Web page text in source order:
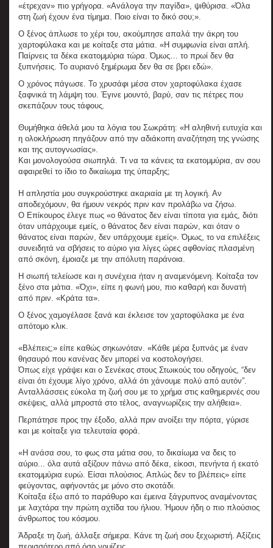
«έτρεχαν» πιο γρήγορα. «Ανάλογα την παγίδα», ψιθύρισα. «Όλα
στη ζωή έχουν ένα τίμημα. Ποιο είναι το δικό σου;».
Ο ξένος άπλωσε το χέρι του, ακούμπησε απαλά την άκρη του
χαρτοφύλακα και με κοίταξε στα μάτια. «Η συμφωνία είναι απλή.
Παίρνεις τα δέκα εκατομμύρια τώρα. Όμως… το πρωί δεν θα
ξυπνήσεις. Το αυριανό ξημέρωμα δεν θα σε βρει εδώ».
Ο χρόνος πάγωσε. Το χρυσάφι μέσα στον χαρτοφύλακα έχασε
ξαφνικά τη λάμψη του. Έγινε μουντό, βαρύ, σαν τις πέτρες που
σκεπάζουν τους τάφους.
Θυμήθηκα άθελά μου τα λόγια του Σωκράτη: «Η αληθινή ευτυχία και
η ολοκλήρωση πηγάζουν από την αδιάκοπη αναζήτηση της γνώσης
και της αυτογνωσίας».
Και μονολογούσα σιωπηλά. Τι να τα κάνεις τα εκατομμύρια, αν σου
αφαιρεθεί το ίδιο το δικαίωμα της ύπαρξης;
Η απληστία μου συγκρούστηκε ακαριαία με τη λογική. Αν
αποδεχόμουν, θα ήμουν νεκρός πριν καν προλάβω να ζήσω.
Ο Επίκουρος έλεγε πως «ο θάνατος δεν είναι τίποτα για εμάς, διότι
όταν υπάρχουμε εμείς, ο θάνατος δεν είναι παρών, και όταν ο
θάνατος είναι παρών, δεν υπάρχουμε εμείς». Όμως, το να επιλέξεις
συνειδητά να σβήσεις το αύριο για λίγες ώρες αφθονίας πλασμένη
από σκόνη, έμοιαζε με την απόλυτη παράνοια.
Η σιωπή τελείωσε και η συνέχεια ήταν η αναμενόμενη. Κοίταξα τον
ξένο στα μάτια. «Όχι», είπε η φωνή μου, πιο καθαρή και δυνατή
από πριν. «Κράτα τα».
Ο ξένος χαμογέλασε ξανά και έκλεισε τον χαρτοφύλακα με ένα
απότομο κλικ.
«Βλέπεις;» είπε καθώς σηκωνόταν. «Κάθε μέρα ξυπνάς με έναν
θησαυρό που κανένας δεν μπορεί να κοστολογήσει.
Όπως είχε γράψει και ο Σενέκας στους Στωικούς του οδηγούς, “δεν
είναι ότι έχουμε λίγο χρόνο, αλλά ότι χάνουμε πολύ από αυτόν”.
Ανταλλάσσεις εύκολα τη ζωή σου με το χρήμα στις καθημερινές σου
σκέψεις, αλλά μπροστά στο τέλος, αναγνωρίζεις την αλήθεια».
Περπάτησε προς την έξοδο, αλλά πριν ανοίξει την πόρτα, γύρισε
και με κοίταξε για τελευταία φορά.
«Η ανάσα σου, το φως στα μάτια σου, το δικαίωμα να δεις το
αύριο... όλα αυτά αξίζουν πάνω από δέκα, είκοσι, πενήντα ή εκατό
εκατομμύρια ευρώ. Είσαι πλούσιος. Απλώς δεν το βλέπεις» είπε
φεύγοντας, αφήνοντάς με μόνο στο σκοτάδι.
Κοίταξα έξω από το παράθυρο και έμεινα ξάγρυπνος αναμένοντας
με λαχτάρα την πρώτη αχτίδα του ήλιου. Ήμουν ήδη ο πιο πλούσιος
άνθρωπος του κόσμου.
Άδραξε τη ζωή, άλλαξε σήμερα. Κάνε τη ζωή σου ξεχωριστή. Αξίζεις